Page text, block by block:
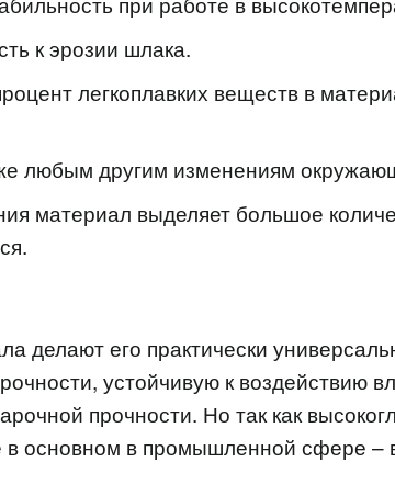
к эрозии шлака.
легкоплавких веществ в
любым другим изменениям
материал выделяет большое
делают его практически
устойчивую к воздействию
прочности. Но так как
основном в промышленной сфере –